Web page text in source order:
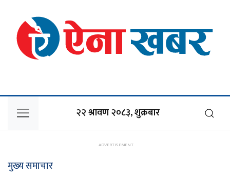
२२ श्रावण २०८३, शुक्रबार
मुख्य समाचार